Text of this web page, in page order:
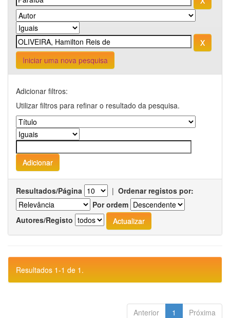
Iniciar uma nova pesquisa
Adicionar filtros:
Utilizar filtros para refinar o resultado da pesquisa.
Resultados/Página | Ordenar registos por:
Por ordem
Autores/Registo
Resultados 1-1 de 1.
Anterior 1 Próxima